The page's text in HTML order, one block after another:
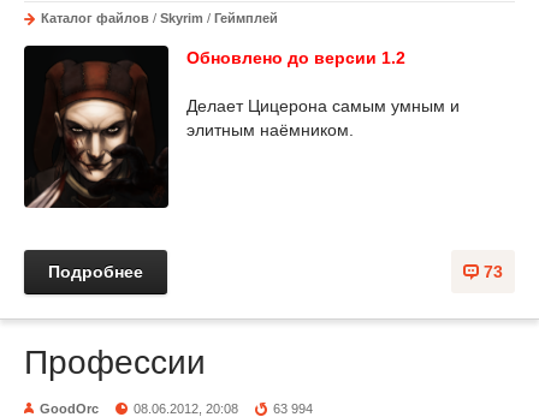
Каталог файлов / Skyrim / Геймплей
Обновлено до версии 1.2
Делает Цицерона самым умным и
элитным наёмником.
73
Подробнее
Профессии
GoodOrc 08.06.2012, 20:08 63 994